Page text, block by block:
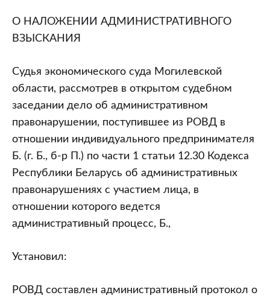
2/
Ап/2015)
наложении
административного
взыскания”
О НАЛОЖЕНИИ АДМИНИСТРАТИВНОГО
ВЗЫСКАНИЯ
Судья экономического суда Могилевской
области, рассмотрев в открытом судебном
заседании дело об административном
правонарушении, поступившее из РОВД в
отношении индивидуального предпринимателя
Б. (г. Б., б-р П.) по части 1 статьи 12.30 Кодекса
Республики Беларусь об административных
правонарушениях с участием лица, в
отношении которого ведется
административный процесс, Б.,
Установил:
РОВД составлен административный протокол о